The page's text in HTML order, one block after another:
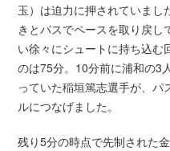
玉）は迫力に押されていまし
きとパスでペースを取り戻
い徐々にシュートに持ち込む
のは75分。10分前に浦和の3
っていた稲垣篤志選手が、
ルにつなげました。
残り5分の時点で先制された